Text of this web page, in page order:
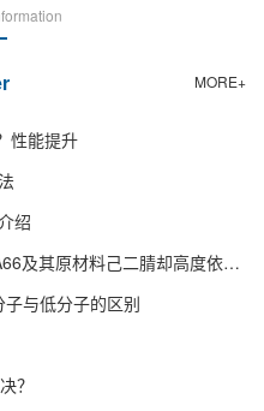
MORE+
性能提升
绍
其原材料己二腈却高度依赖进口
与低分子的区别
？